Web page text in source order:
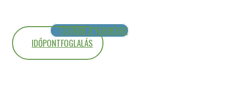
TOVÁBB A TERMÉKRE
IDŐPONTFOGLALÁS